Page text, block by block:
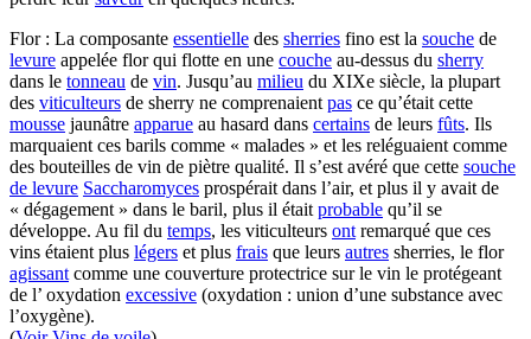
Flor : La composante essentielle des sherries fino est la souche de
levure appelée flor qui flotte en une couche au-dessus du sherry
dans le tonneau de vin. Jusqu’au milieu du XIXe siècle, la plupart
des viticulteurs de sherry ne comprenaient pas ce qu’était cette
mousse jaunâtre apparue au hasard dans certains de leurs fûts. Ils
marquaient ces barils comme « malades » et les reléguaient comme
des bouteilles de vin de piètre qualité. Il s’est avéré que cette souche
de levure Saccharomyces prospérait dans l’air, et plus il y avait de
« dégagement » dans le baril, plus il était probable qu’il se
développe. Au fil du temps, les viticulteurs ont remarqué que ces
vins étaient plus légers et plus frais que leurs autres sherries, le flor
agissant comme une couverture protectrice sur le vin le protégeant
de l’ oxydation excessive (oxydation : union d’une substance avec
l’oxygène).